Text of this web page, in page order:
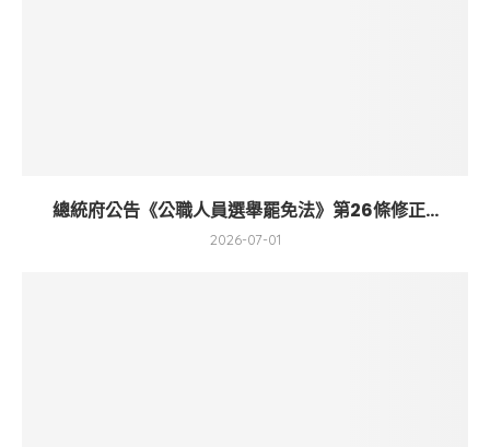
總統府公告《公職人員選舉罷免法》第26條修正...
2026-07-01